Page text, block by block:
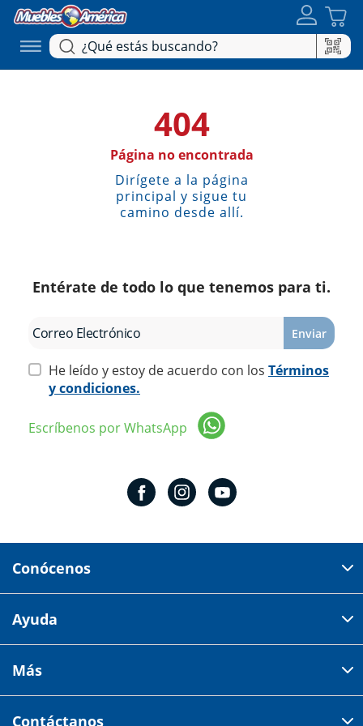
404
Página no encontrada
Dirígete a la página
principal y sigue tu
camino desde allí.
Entérate de todo lo que tenemos para ti.
Enviar
He leído y estoy de acuerdo con los Términos
y condiciones.
Escríbenos por WhatsApp
Conócenos
Av 18 de marzo # 309. Colonia la Nogalera.
Tiendas
Ayuda
Centro de ayuda
Más
Contáctanos